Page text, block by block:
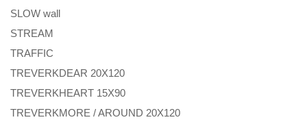
SLOW wall
STREAM
TRAFFIC
TREVERKDEAR 20X120
TREVERKHEART 15X90
TREVERKMORE / AROUND 20X120